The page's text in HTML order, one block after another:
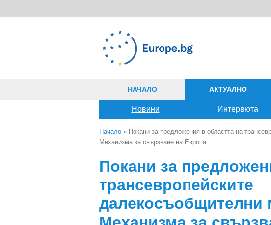
НАЧАЛО АКТУАЛНО
Новини Интервюта
Вие сте тук
Начало » Покани за предложения в областта на
Механизма за свързване на Европа
Покани за
трансевропейските
далекосъобщителни